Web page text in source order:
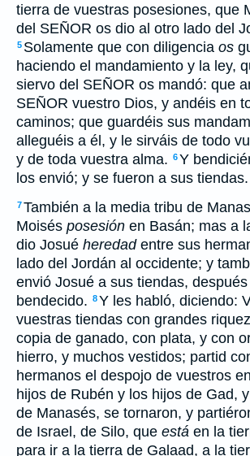
tierra de vuestras posesiones, que
del SEÑOR os dio al otro lado del
5 Solamente que con diligencia os
haciendo el mandamiento y la ley,
siervo del SEÑOR os mandó: que
SEÑOR vuestro Dios, y andéis en
caminos; que guardéis sus
alleguéis a él, y le sirváis de todo
y de toda vuestra alma. 6Y
los envió; y se fueron a sus tiendas.
7También a la media tribu de
Moisés posesión en Basán; mas a
dio Josué heredadentre sus
lado del Jordán al occidente; y
envió Josué a sus tiendas,
bendecido. 8Y les habló, diciendo:
vuestras tiendas con grandes
copia de ganado, con plata, y con
hierro, y muchos vestidos; partid
hermanos el despojo de vuestros
hijos de Rubén y los hijos de Gad,
de Manasés, se tornaron, y
de Israel, de Silo, que está en la
para ir a la tierra de Galaad, a la